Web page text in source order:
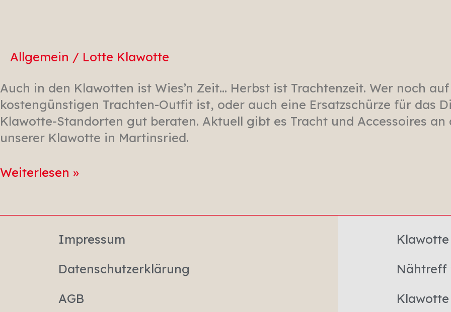
Allgemein / Lotte Klawotte
Auch in den Klawotten ist Wies’n Zeit… Herbst ist Trachtenzeit. Wer noch
kostengünstigen Trachten-Outfit ist, oder auch eine Ersatzschürze für das
Klawotte-Standorten gut beraten. Aktuell gibt es Tracht und Accessoires
unserer Klawotte in Martinsried.
Weiterlesen »
Impressum
Datenschutzerklärung
AGB
Nähtreff